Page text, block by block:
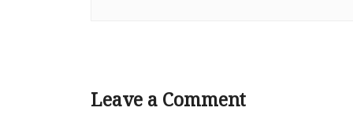
Leave a Comment